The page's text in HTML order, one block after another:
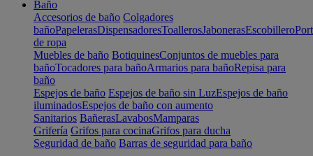
Baño
Accesorios de baño Colgadores
bañoPapelerasDispensadoresToallerosJabonerasEscobillero
de ropa
Muebles de baño BotiquinesConjuntos de muebles para
bañoTocadores para bañoArmarios para bañoRepisa para
baño
Espejos de baño Espejos de baño sin LuzEspejos de baño
iluminadosEspejos de baño con aumento
Sanitarios BañerasLavabosMamparas
Grifería Grifos para cocinaGrifos para ducha
Seguridad de baño Barras de seguridad para baño